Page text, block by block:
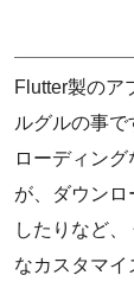
Flutter製のア
ルグルの事で
ローディン
が、ダウンロ
したりなど
なカスタマイ